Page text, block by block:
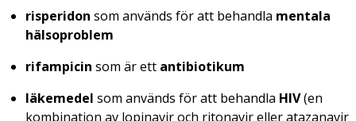
risperidon som används för att behandla mentala
hälsoproblem
rifampicin som är ett antibiotikum
läkemedel som används för att behandla HIV(en
kombination av lopinavir och ritonavir eller atazanavir